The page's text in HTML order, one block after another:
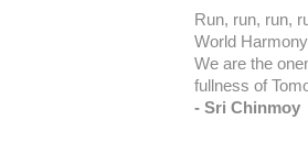
Run, run, run,
World
We are the
fullness of
- Sri Chinmoy